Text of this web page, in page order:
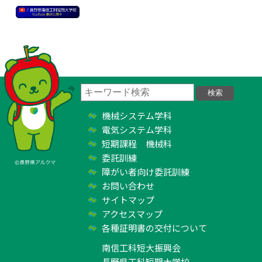
機械システム学科
電気システム学科
短期課程 機械科
委託訓練
障がい者向け委託訓練
お問い合わせ
サイトマップ
アクセスマップ
各種証明書の交付について
南信工科短大振興会